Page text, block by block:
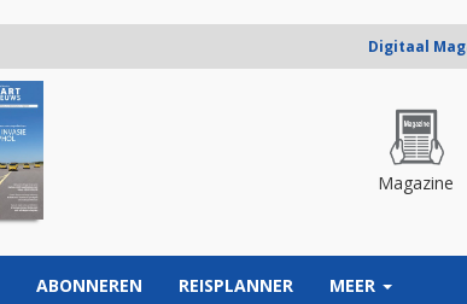
Digitaal
Magazine
ABONNEREN REISPLANNER MEER